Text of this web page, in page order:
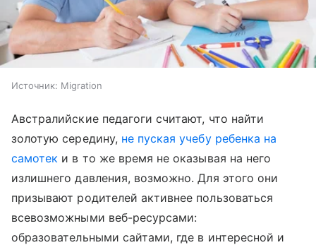
Источник: Migration
Австралийские педагоги считают, что найти
золотую середину, не пуская учебу ребенка на
самотек и в то же время не оказывая на него
излишнего давления, возможно. Для этого они
призывают родителей активнее пользоваться
всевозможными веб-ресурсами:
образовательными сайтами, где в интересной и